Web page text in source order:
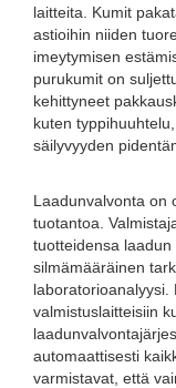
laitteita. Kumit
astioihin niiden
imeytymisen
purukumit on
kehittyneet
kuten
säilyvyyden
Laadunvalvonta on
tuotantoa.
tuotteidensa
silmämääräinen
laboratorioanalyysi.
valmistuslaitteisiin
automaattisesti
varmistavat, että